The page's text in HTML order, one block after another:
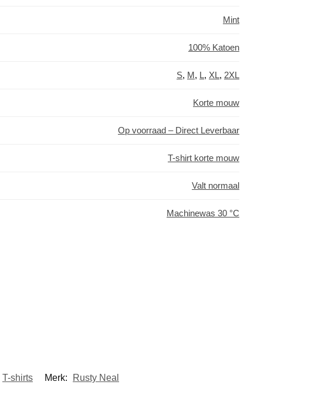
Mint
100% Katoen
S, M, L, XL, 2XL
Korte mouw
Op voorraad – Direct Leverbaar
T-shirt korte mouw
Valt normaal
Machinewas 30 °C
T-shirts Merk: Rusty Neal